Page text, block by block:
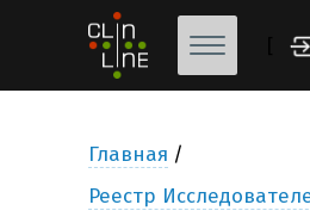
Главная
Реестр